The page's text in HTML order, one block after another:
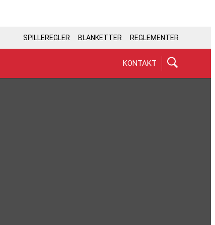
SPILLEREGLER BLANKETTER REGLEMENTER
KONTAKT